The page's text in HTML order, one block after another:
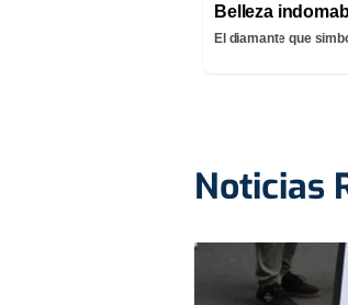
Belleza
El diamante que
Noticias